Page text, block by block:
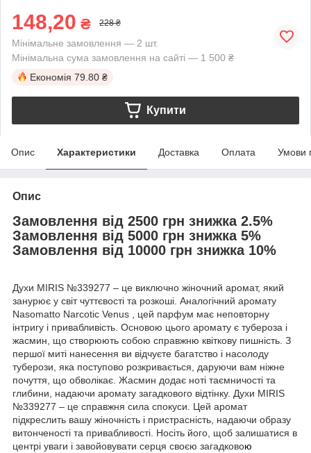
148,20 ₴ 228 ₴
Мінімальне замовлення — 2 шт.
Мінімальна сума замовлення на сайті — 1 500 ₴
Економія 79.80 ₴
Купити
Опис Характеристики Доставка Оплата Умови
Опис
Замовлення від 2500 грн знижка 2.5%
Замовлення від 5000 грн знижка 5%
Замовлення від 10000 грн знижка 10%
Духи MIRIS №339277 – це виключно жіночний аромат, який
занурює у світ чуттєвості та розкоші. Аналогічний аромату
Nasomatto Narcotic Venus , цей парфум має неповторну
інтригу і привабливість. Основою цього аромату є тубероза і
жасмин, що створюють собою справжню квіткову пишність. З
першої миті нанесення ви відчуєте багатство і насолоду
туберози, яка поступово розкривається, даруючи вам ніжне
почуття, що обволікає. Жасмин додає ноті таємничості та
глибини, надаючи аромату загадкового відтінку. Духи MIRIS
№339277 – це справжня сила спокуси. Цей аромат
підкреслить вашу жіночність і пристрасність, надаючи образу
витонченості та привабливості. Носіть його, щоб залишатися в
центрі уваги і завойовувати серця своєю загадковою